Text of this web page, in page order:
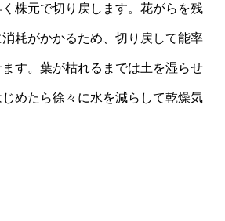
株元で切り戻します。花がらを残
耗がかかるため、切り戻して能率
す。葉が枯れるまでは土を湿らせ
めたら徐々に水を減らして乾燥気